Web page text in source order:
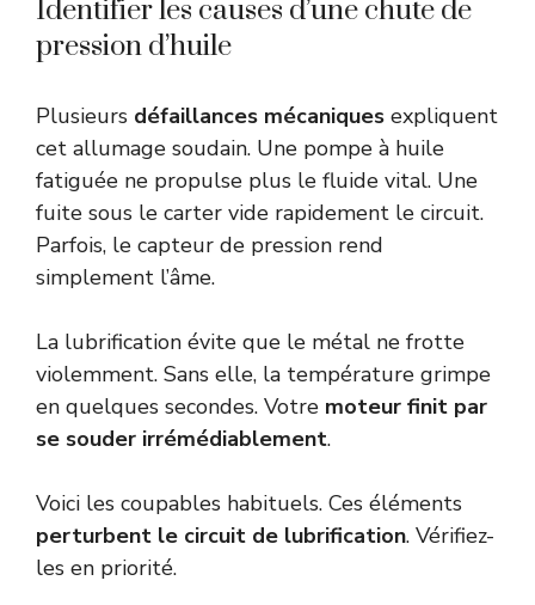
Identifier les causes d’une chute de
pression d’huile
Plusieurs défaillances mécaniques expliquent
cet allumage soudain. Une pompe à huile
fatiguée ne propulse plus le fluide vital. Une
fuite sous le carter vide rapidement le circuit.
Parfois, le capteur de pression rend
simplement l’âme.
La lubrification évite que le métal ne frotte
violemment. Sans elle, la température grimpe
en quelques secondes. Votre moteur finit par
se souder irrémédiablement.
Voici les coupables habituels. Ces éléments
perturbent le circuit de lubrification. Vérifiez-
les en priorité.